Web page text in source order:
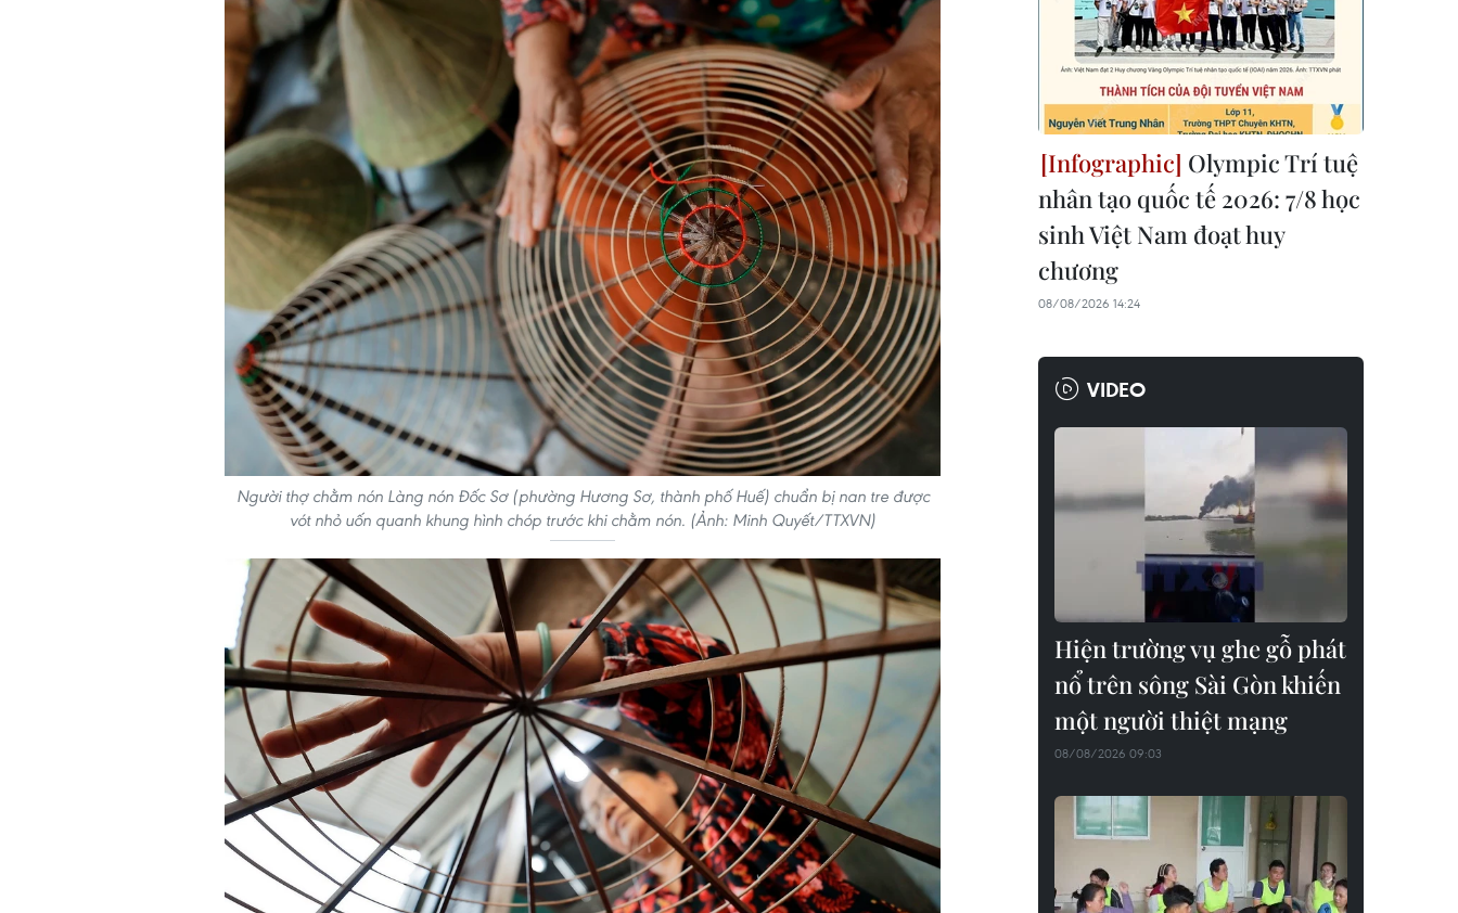
Người thợ chằm nón Làng nón Đốc Sơ (phường Hương Sơ, thành phố Huế) chuẩn bị nan tre được
vót nhỏ uốn quanh khung hình chóp trước khi chằm nón. (Ảnh: Minh Quyết/TTXVN)
Olympic Trí tuệ
nhân tạo quốc tế 2026: 7/8 học
sinh Việt Nam đoạt huy
chương
08/08/2026 14:24
VIDEO
Hiện trường vụ ghe gỗ phát
nổ trên sông Sài Gòn khiến
một người thiệt mạng
08/08/2026 09:03